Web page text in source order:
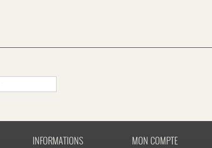
INFORMATIONS MON COMPTE